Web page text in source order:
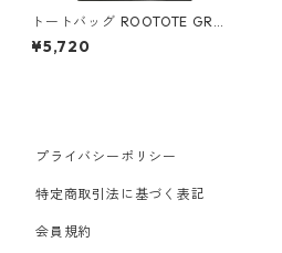
トートバッグ ROOTOTE GRA
NDE ルートート SN.グランデ.
2way.シェア-A ブラック
¥5,720
プライバシーポリシー
特定商取引法に基づく表記
会員規約